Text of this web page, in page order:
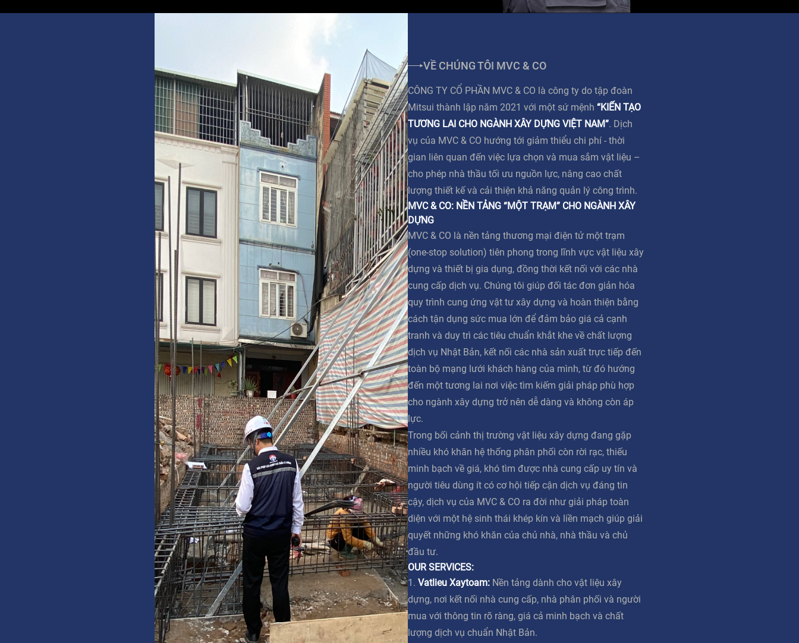
VỀ CHÚNG TÔI MVC & CO
CÔNG TY CỔ PHẦN MVC & CO là công ty do tập đoàn
Mitsui thành lập năm 2021 với một sứ mệnh “KIẾN TẠO
TƯƠNG LAI CHO NGÀNH XÂY DỰNG VIỆT NAM”. Dịch
vụ của MVC & CO hướng tới giảm thiểu chi phí - thời
gian liên quan đến việc lựa chọn và mua sắm vật liệu –
cho phép nhà thầu tối ưu nguồn lực, nâng cao chất
lượng thiết kế và cải thiện khả năng quản lý công trình.
MVC & CO: NỀN TẢNG “MỘT TRẠM” CHO NGÀNH XÂY
DỰNG
MVC & CO là nền tảng thương mại điện tử một trạm
(one-stop solution) tiên phong trong lĩnh vực vật liệu xây
dựng và thiết bị gia dụng, đồng thời kết nối với các nhà
cung cấp dịch vụ. Chúng tôi giúp đối tác đơn giản hóa
quy trình cung ứng vật tư xây dựng và hoàn thiện bằng
cách tận dụng sức mua lớn để đảm bảo giá cả cạnh
tranh và duy trì các tiêu chuẩn khắt khe về chất lượng
dịch vụ Nhật Bản, kết nối các nhà sản xuất trực tiếp đến
toàn bộ mạng lưới khách hàng của mình, từ đó hướng
đến một tương lai nơi việc tìm kiếm giải pháp phù hợp
cho ngành xây dựng trở nên dễ dàng và không còn áp
lực.
Trong bối cảnh thị trường vật liệu xây dựng đang gặp
nhiều khó khăn hệ thống phân phối còn rời rạc, thiếu
minh bạch về giá, khó tìm được nhà cung cấp uy tín và
người tiêu dùng ít có cơ hội tiếp cận dịch vụ đáng tin
cậy, dịch vụ của MVC & CO ra đời như giải pháp toàn
diện với một hệ sinh thái khép kín và liền mạch giúp giải
quyết những khó khăn của chủ nhà, nhà thầu và chủ
đầu tư.
OUR SERVICES:
1. Vatlieu Xaytoam: Nền tảng dành cho vật liệu xây
dựng, nơi kết nối nhà cung cấp, nhà phân phối và người
mua với thông tin rõ ràng, giá cả minh bạch và chất
lượng dịch vụ chuẩn Nhật Bản.